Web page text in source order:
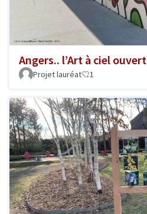
Angers.. l’Art à ciel ouvert
Projet lauréat 1